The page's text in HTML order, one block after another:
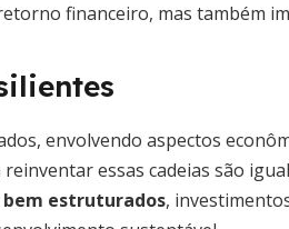
financeiro, mas também
envolvendo aspectos
essas cadeias são
estruturados,